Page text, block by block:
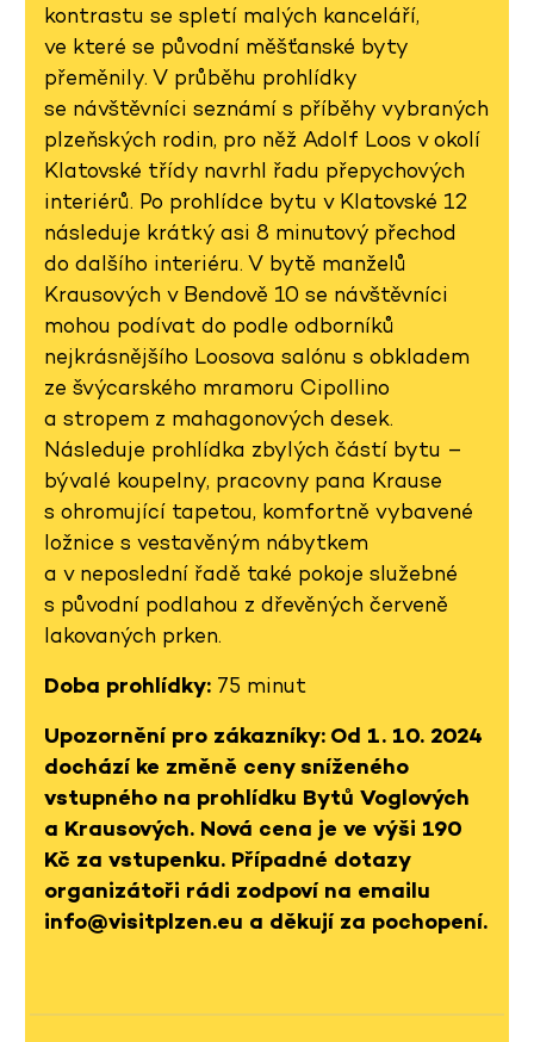
kontrastu se spletí malých kanceláří,
ve které se původní měšťanské byty
přeměnily. V průběhu prohlídky
se návštěvníci seznámí s příběhy vybraných
plzeňských rodin, pro něž Adolf Loos v okolí
Klatovské třídy navrhl řadu přepychových
interiérů. Po prohlídce bytu v Klatovské 12
následuje krátký asi 8 minutový přechod
do dalšího interiéru. V bytě manželů
Krausových v Bendově 10 se návštěvníci
mohou podívat do podle odborníků
nejkrásnějšího Loosova salónu s obkladem
ze švýcarského mramoru Cipollino
a stropem z mahagonových desek.
Následuje prohlídka zbylých částí bytu –
bývalé koupelny, pracovny pana Krause
s ohromující tapetou, komfortně vybavené
ložnice s vestavěným nábytkem
a v neposlední řadě také pokoje služebné
s původní podlahou z dřevěných červeně
lakovaných prken.
Doba prohlídky: 75 minut
Upozornění pro zákazníky: Od 1. 10. 2024
dochází ke změně ceny sníženého
vstupného na prohlídku Bytů Voglových
a Krausových. Nová cena je ve výši 190
Kč za vstupenku. Případné dotazy
organizátoři rádi zodpoví na emailu
info@visitplzen.eu a děkují za pochopení.